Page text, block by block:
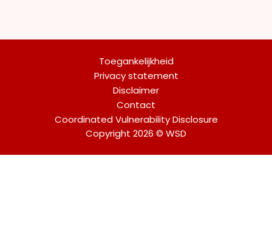
Toegankelijkheid
Privacy statement
Disclaimer
Contact
Coordinated Vulnerability Disclosure
Copyright 2026 © WSD